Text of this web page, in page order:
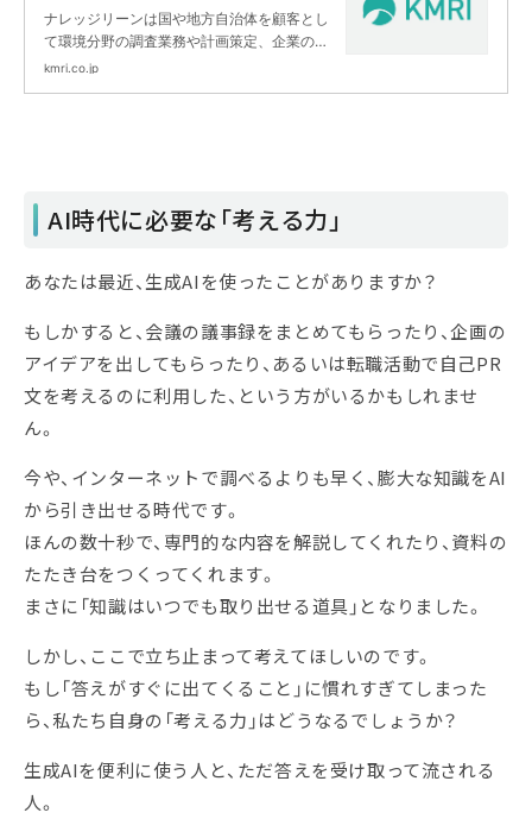
ナレッジリーンは国や地方自治体を顧客とし
て環境分野の調査業務や計画策定、企業の非
財務分野に対するマネジメントコンサルティ
kmri.co.jp
AI時代に必要な「考える力」
あなたは最近、生成AIを使ったことがありますか？
もしかすると、会議の議事録をまとめてもらったり、企画の
アイデアを出してもらったり、あるいは転職活動で自己PR
文を考えるのに利用した、という方がいるかもしれませ
ん。
今や、インターネットで調べるよりも早く、膨大な知識をAI
から引き出せる時代です。
ほんの数十秒で、専門的な内容を解説してくれたり、資料の
たたき台をつくってくれます。
まさに「知識はいつでも取り出せる道具」となりました。
しかし、ここで立ち止まって考えてほしいのです。
もし「答えがすぐに出てくること」に慣れすぎてしまった
ら、私たち自身の「考える力」はどうなるでしょうか？
生成AIを便利に使う人と、ただ答えを受け取って流される
人。